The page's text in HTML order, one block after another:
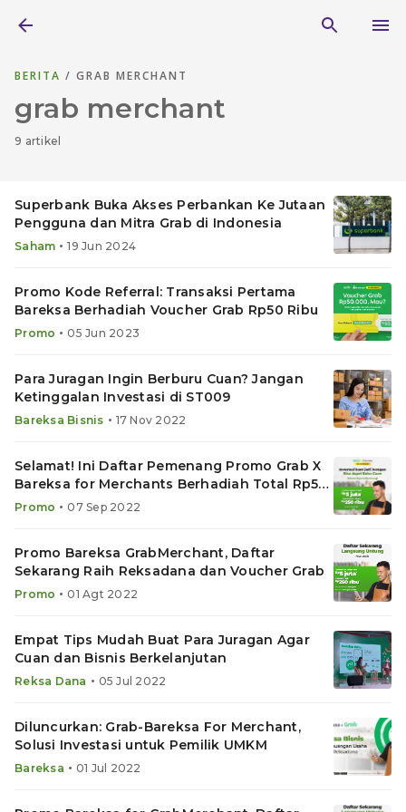
BERITA / GRAB MERCHANT
grab merchant
9 artikel
Superbank Buka Akses Perbankan Ke Jutaan
Pengguna dan Mitra Grab di Indonesia
Saham • 19 Jun 2024
Promo Kode Referral: Transaksi Pertama
Bareksa Berhadiah Voucher Grab Rp50 Ribu
Promo • 05 Jun 2023
Para Juragan Ingin Berburu Cuan? Jangan
Ketinggalan Investasi di ST009
Bareksa Bisnis • 17 Nov 2022
Selamat! Ini Daftar Pemenang Promo Grab X
Bareksa for Merchants Berhadiah Total Rp5
Juta
Promo • 07 Sep 2022
Promo Bareksa GrabMerchant, Daftar
Sekarang Raih Reksadana dan Voucher Grab
Promo • 01 Agt 2022
Empat Tips Mudah Buat Para Juragan Agar
Cuan dan Bisnis Berkelanjutan
Reksa Dana • 05 Jul 2022
Diluncurkan: Grab-Bareksa For Merchant,
Solusi Investasi untuk Pemilik UMKM
Bareksa • 01 Jul 2022